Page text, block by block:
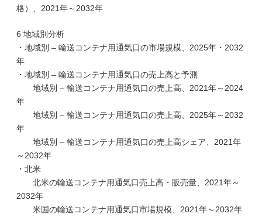
格）、2021年～2032年
6 地域別分析
・地域別 – 輸送コンテナ用通気口の市場規模、2025年・2032
年
・地域別 – 輸送コンテナ用通気口の売上高と予測
地域別 – 輸送コンテナ用通気口の売上高、2021年～2024
年
地域別 – 輸送コンテナ用通気口の売上高、2025年～2032
年
地域別 – 輸送コンテナ用通気口の売上高シェア、2021年
～2032年
・北米
北米の輸送コンテナ用通気口売上高・販売量、2021年～
2032年
米国の輸送コンテナ用通気口市場規模、2021年～2032年